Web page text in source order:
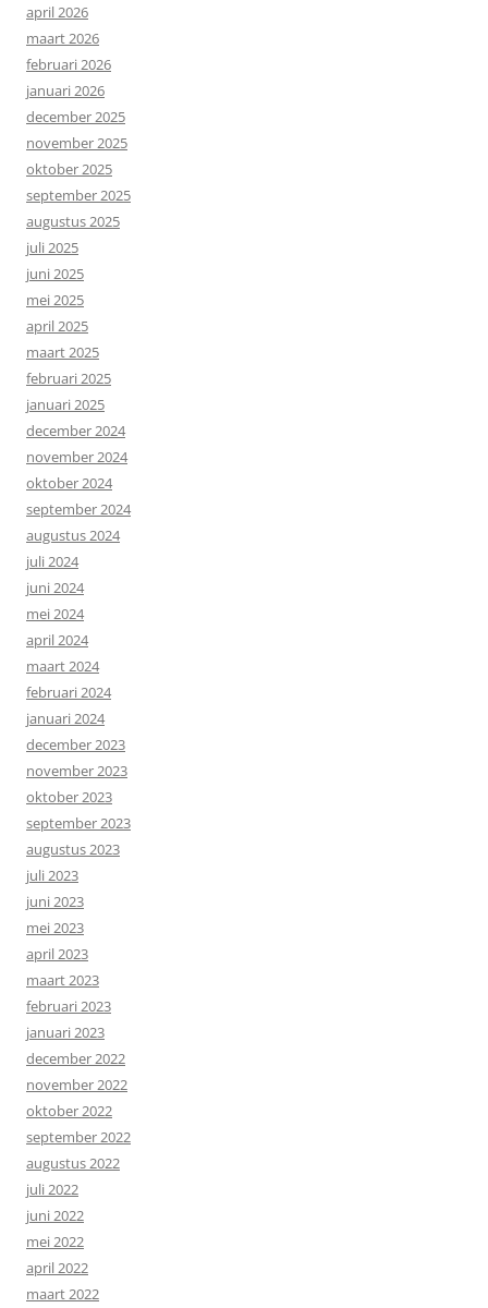
april 2026
maart 2026
februari 2026
januari 2026
december 2025
november 2025
oktober 2025
september 2025
augustus 2025
juli 2025
juni 2025
mei 2025
april 2025
maart 2025
februari 2025
januari 2025
december 2024
november 2024
oktober 2024
september 2024
augustus 2024
juli 2024
juni 2024
mei 2024
april 2024
maart 2024
februari 2024
januari 2024
december 2023
november 2023
oktober 2023
september 2023
augustus 2023
juli 2023
juni 2023
mei 2023
april 2023
maart 2023
februari 2023
januari 2023
december 2022
november 2022
oktober 2022
september 2022
augustus 2022
juli 2022
juni 2022
mei 2022
april 2022
maart 2022